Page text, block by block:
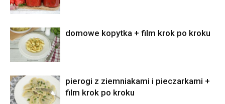
domowe kopytka + film krok po kroku
pierogi z ziemniakami i pieczarkami +
film krok po kroku